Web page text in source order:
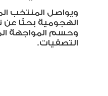
ويواصل المنتخب
الهجومية بحثًا
وحسم المواجهة
التصفيات.